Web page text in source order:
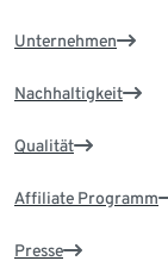
Unternehmen
Nachhaltigkeit
Qualität
Affiliate Programm
Presse